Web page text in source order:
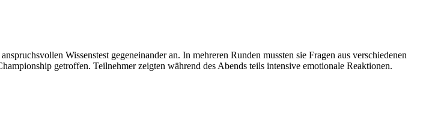
Wissenstest gegeneinander an. In mehreren Runden mussten sie Fragen aus verschiedenen
getroffen. Teilnehmer zeigten während des Abends teils intensive emotionale Reaktionen.